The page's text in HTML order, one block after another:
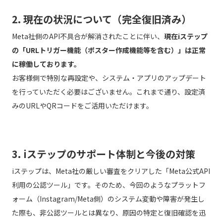
2. 現在の状況について（完全復旧済み）
Meta社側のAPI不具合が解消されたことに伴い、 現在iステップ
の「URLトリガー機能（ポスター作成機能等を含む）」は正常
に稼働しております。
お客様側で特別な再設定や、システム・アプリのアップデート
を行っていただく必要はございません。これまで通り、設定済
みのURLやQRコードをご活用いただけます。
3. iステップのサポート体制と今後の対策
iステップは、Meta社の厳しい審査をクリアした「Meta公式API
利用の公認ツール」です。そのため、今回のようなプラットフ
ォーム（Instagram/Meta側）のシステム変動や障害が発生し
た際も、非公認ツールとは異なり、原因の特定と復旧確認を迅